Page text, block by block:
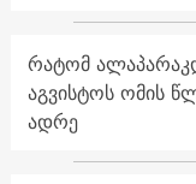
რატომ
აგვისტოს ომის
ადრე